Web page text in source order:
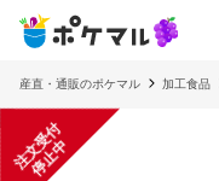
産直・通販のポケマル 加工食品
注
文
受
付
停
止
中